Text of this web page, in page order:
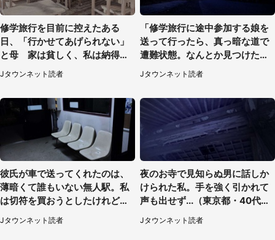
修学旅行を目前に控えたある
日、「行かせてあげられない」
と母 家は貧しく、私は納得し
たけれど...（北海道・70代以上
女性）
Jタウンネット読者
「修学旅行に途中参加する娘を
送って行ったら、真っ暗な道で
遭難状態。なんとか見つけた民
家に助けを求めると、住人の男
性が...」
Jタウンネット読者
彼氏が車で送ってくれたのは、
薄暗くて誰もいない無人駅。私
は切符を買おうとしたけれど
（山形県・20代女性）
Jタウンネット読者
夜のお寺で見知らぬ男に話しか
けられた私。手を強く引かれて
声も出せず...（東京都・40代女
Jタウンネット読者